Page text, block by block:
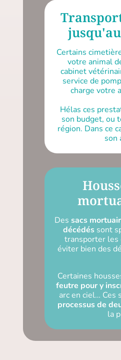
Certains
votre animal
cabinet
service de
charge votre
Hélas ces
son budget, ou
région. Dans ce
son
Des sacs
décédéssont
transporter les
éviter bien des
Certaines
feutre pour y
arc en ciel… Ces
processus de
la